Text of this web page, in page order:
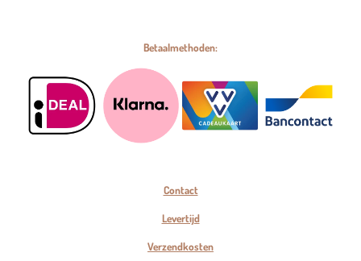
Betaalmethoden:
Contact
Levertijd
Verzendkosten